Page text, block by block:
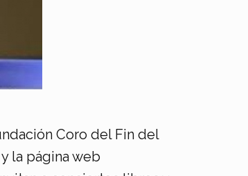
Coro del Fin del
la página web